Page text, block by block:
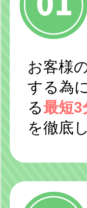
お客様
する為
る最短3
を徹底